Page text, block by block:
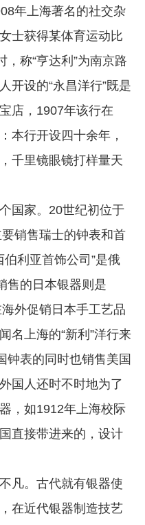
年上海著名的社交杂
士获得某体育运动比
，称“亨达利”为南京路
开设的“永昌洋行”既是
店，1907年该行在
本行开设四十余年，
千里镜眼镜打样量天
家。20世纪初位于
销售瑞士的钟表和首
利亚首饰公司”是俄
售的日本银器则是
外促销日本手工艺品
名上海的“新利”洋行来
钟表的同时也销售美国
国人还时不时地为了
，如1912年上海校际
直接带进来的，设计
。古代就有银器使
在近代银器制造技艺